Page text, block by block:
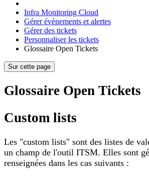
Infra Monitoring Cloud
Gérer évènements et alertes
Gérer des tickets
Personnaliser les tickets
Glossaire Open Tickets
Sur cette page
Glossaire Open Tickets
Custom lists
Les "custom lists" sont des listes de
un champ de l'outil ITSM. Elles sont
renseignées dans les cas suivants :